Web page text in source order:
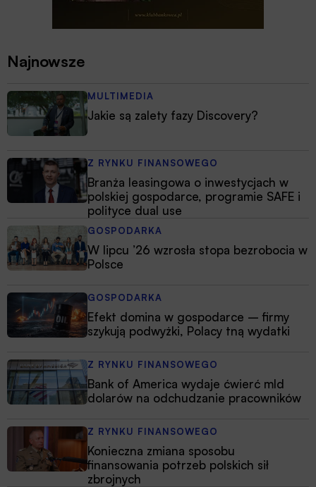
Najnowsze
MULTIMEDIA
Jakie są zalety fazy Discovery?
Z RYNKU FINANSOWEGO
Branża leasingowa o inwestycjach w
polskiej gospodarce, programie SAFE i
polityce dual use
GOSPODARKA
W lipcu ’26 wzrosła stopa bezrobocia w
Polsce
GOSPODARKA
Efekt domina w gospodarce – firmy
szykują podwyżki, Polacy tną wydatki
Z RYNKU FINANSOWEGO
Bank of America wydaje ćwierć mld
dolarów na odchudzanie pracowników
Z RYNKU FINANSOWEGO
Konieczna zmiana sposobu
finansowania potrzeb polskich sił
zbrojnych